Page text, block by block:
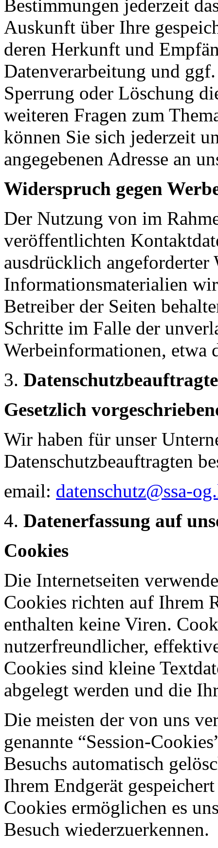
Bestimmungen jederzeit
Auskunft über Ihre
deren Herkunft und
Datenverarbeitung und
Sperrung oder Löschung
weiteren Fragen zum
können Sie sich jederzeit
angegebenen Adresse an
Widerspruch gegen
Der Nutzung von im
veröffentlichten
ausdrücklich angeforderter
Informationsmaterialien
Betreiber der Seiten
Schritte im Falle der
Werbeinformationen, etwa
Gesetzlich
Wir haben für unser
Datenschutzbeauftragten
email: datenschutz@ssa-
Datenerfassung auf
Cookies
Die Internetseiten
Cookies richten auf Ihrem
enthalten keine Viren.
nutzerfreundlicher,
Cookies sind kleine
abgelegt werden und die
Die meisten der von uns
genannte “Session-
Besuchs automatisch
Ihrem Endgerät
Cookies ermöglichen es
Besuch wiederzuerkennen.